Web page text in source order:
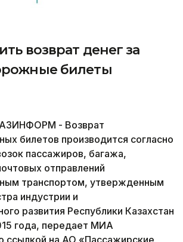
возврат денег за
билеты
- Возврат
билетов производится согласно
пассажиров, багажа,
отправлений
транспортом, утвержденным
индустрии и
развития Республики Казахстан
года, передает МИА